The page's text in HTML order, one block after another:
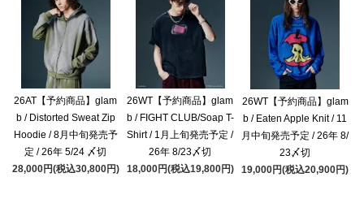
26AT【予約商品】glam
b / Distorted Sweat Zip
Hoodie / 8月中旬発売予
定 / 26年 5/24 〆切
28,000円(税込30,800円)
26WT【予約商品】glam
b / FIGHT CLUB/Soap T-
Shirt / 1月上旬発売予定 /
26年 8/23〆切
18,000円(税込19,800円)
26WT【予約商品】glam
b / Eaten Apple Knit / 11
月中旬発売予定 / 26年 8/
23〆切
19,000円(税込20,900円)